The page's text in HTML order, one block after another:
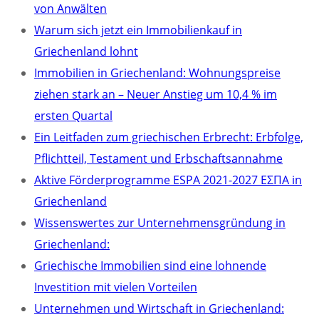
von Anwälten
Warum sich jetzt ein Immobilienkauf in
Griechenland lohnt
Immobilien in Griechenland: Wohnungspreise
ziehen stark an – Neuer Anstieg um 10,4 % im
ersten Quartal
Ein Leitfaden zum griechischen Erbrecht: Erbfolge,
Pflichtteil, Testament und Erbschaftsannahme
Aktive Förderprogramme ESPA 2021-2027 ΕΣΠΑ in
Griechenland
Wissenswertes zur Unternehmensgründung in
Griechenland:
Griechische Immobilien sind eine lohnende
Investition mit vielen Vorteilen
Unternehmen und Wirtschaft in Griechenland: